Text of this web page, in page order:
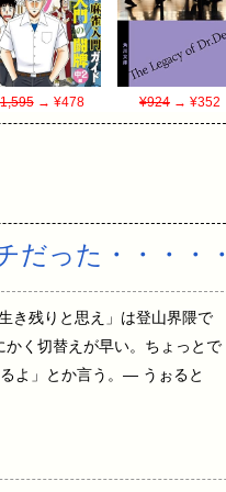
→ ¥478 ¥924→ ¥352
だった・・・・・
き残りと思え」は登山界隈で
く切替えが早い。ちょっとで
よ」とか言う。— うぉると